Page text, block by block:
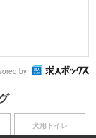
by
犬用トイレ